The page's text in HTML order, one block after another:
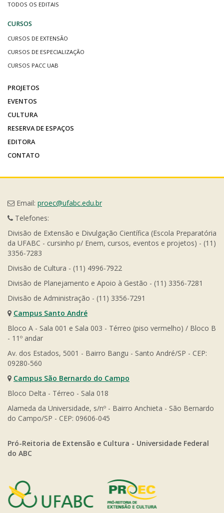
TODOS OS EDITAIS
CURSOS
CURSOS DE EXTENSÃO
CURSOS DE ESPECIALIZAÇÃO
CURSOS PACC UAB
PROJETOS
EVENTOS
CULTURA
RESERVA DE ESPAÇOS
EDITORA
CONTATO
Email: proec@ufabc.edu.br
Telefones:
Divisão de Extensão e Divulgação Científica (Escola Preparatória
da UFABC - cursinho p/ Enem, cursos, eventos e projetos) - (11)
3356-7283
Divisão de Cultura - (11) 4996-7922
Divisão de Planejamento e Apoio à Gestão - (11) 3356-7281
Divisão de Administração - (11) 3356-7291
Campus Santo André
Bloco A - Sala 001 e Sala 003 - Térreo (piso vermelho) / Bloco B
- 11º andar
Av. dos Estados, 5001 - Bairro Bangu - Santo André/SP - CEP:
09280-560
Campus São Bernardo do Campo
Bloco Delta - Térreo - Sala 018
Alameda da Universidade, s/nº - Bairro Anchieta - São Bernardo
do Campo/SP - CEP: 09606-045
Pró-Reitoria de Extensão e Cultura - Universidade Federal
do ABC